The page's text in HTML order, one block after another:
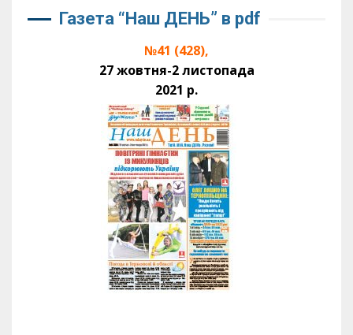
Газета “Наш ДЕНЬ” в pdf
№41 (428),
27 жовтня-2 листопада
2021 р.